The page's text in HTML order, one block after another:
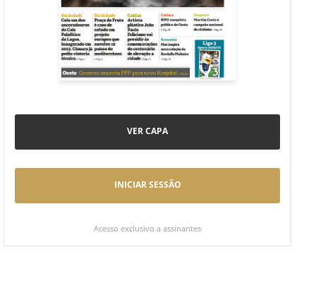
VER CAPA
INICIAR SESSÃO
Acesso exclusivo a assinantes